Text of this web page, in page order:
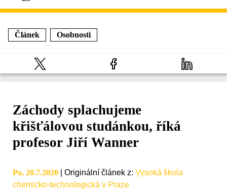
Článek Osobnosti
Záchody splachujeme
křišťálovou studánkou, říká
profesor Jiří Wanner
Po, 20.7.2020 Originální článek z: Vysoká škola
chemicko-technologická v Praze